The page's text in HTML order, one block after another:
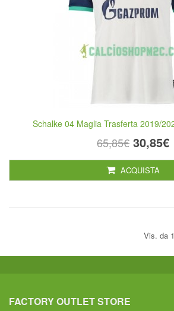
Schalke 04 Maglia Trasferta 2019/
65,85€ 30,85€
ACQUISTA
Vis. da
FACTORY OUTLET STORE